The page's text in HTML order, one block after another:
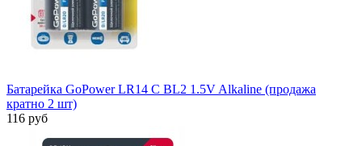
Батарейка GoPower LR14 C BL2 1.5V Alkaline (продажа
кратно 2 шт)
116 руб